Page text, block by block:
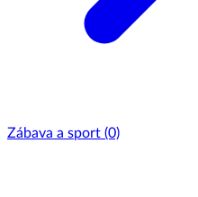
Zábava a sport (0)